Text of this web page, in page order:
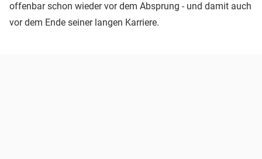
offenbar schon wieder vor dem Absprung - und damit auch
vor dem Ende seiner langen Karriere.